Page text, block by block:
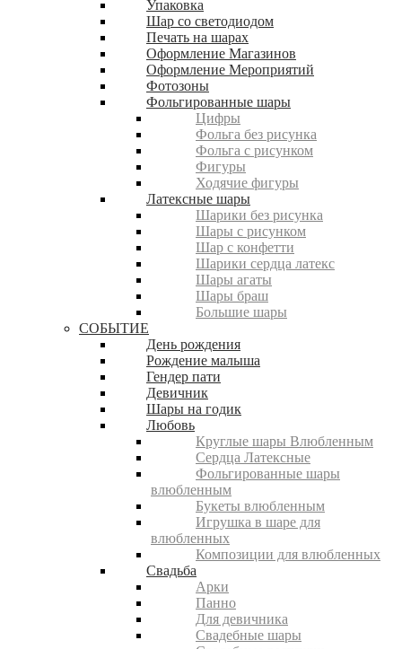
Упаковка
Шар со светодиодом
Печать на шарах
Оформление Магазинов
Оформление Мероприятий
Фотозоны
Фольгированные шары
Цифры
Фольга без рисунка
Фольга с рисунком
Фигуры
Ходячие фигуры
Латексные шары
Шарики без рисунка
Шары с рисунком
Шар с конфетти
Шарики сердца латекс
Шары агаты
Шары браш
Большие шары
СОБЫТИЕ
День рождения
Рождение малыша
Гендер пати
Девичник
Шары на годик
Любовь
Круглые шары Влюбленным
Сердца Латексные
Фольгированные шары
влюбленным
Букеты влюбленным
Игрушка в шаре для
влюбленных
Композиции для влюбленных
Свадьба
Арки
Панно
Для девичника
Свадебные шары